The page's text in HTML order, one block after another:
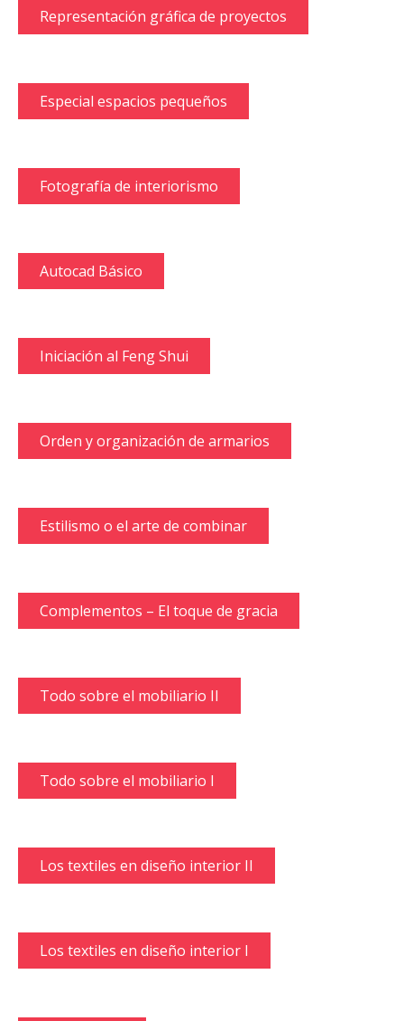
Representación gráfica de proyectos
Especial espacios pequeños
Fotografía de interiorismo
Autocad Básico
Iniciación al Feng Shui
Orden y organización de armarios
Estilismo o el arte de combinar
Complementos – El toque de gracia
Todo sobre el mobiliario II
Todo sobre el mobiliario I
Los textiles en diseño interior II
Los textiles en diseño interior I